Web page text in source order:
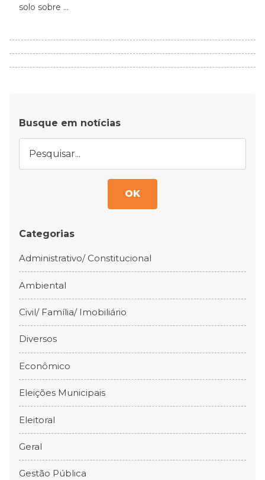
solo sobre ...
Busque em notícias
OK
Categorias
Administrativo/ Constitucional
Ambiental
Civil/ Família/ Imobiliário
Diversos
Econômico
Eleições Municipais
Eleitoral
Geral
Gestão Pública